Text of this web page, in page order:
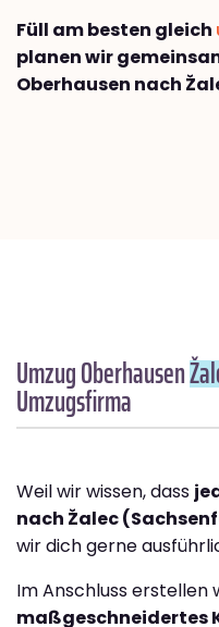
Füll am besten gleich
planen wir
Oberhausen nach
Umzug Oberhausen
Umzugsfirma
Weil wir wissen, dass
nach Žalec
wir dich gerne
Im Anschluss erstellen
maßgeschneidertes